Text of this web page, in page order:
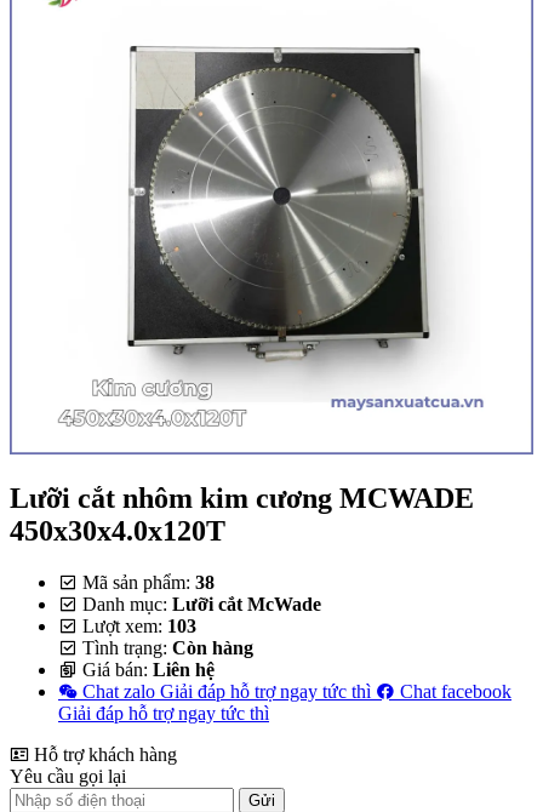
Lưỡi cắt nhôm kim cương MCWADE
450x30x4.0x120T
Mã sản phẩm: 38
Danh mục: Lưỡi cắt McWade
Lượt xem: 103
Tình trạng: Còn hàng
Giá bán: Liên hệ
Chat zalo Giải đáp hỗ trợ ngay tức thì
Chat facebook
Giải đáp hỗ trợ ngay tức thì
Hỗ trợ khách hàng
Yêu cầu gọi lại
Gửi